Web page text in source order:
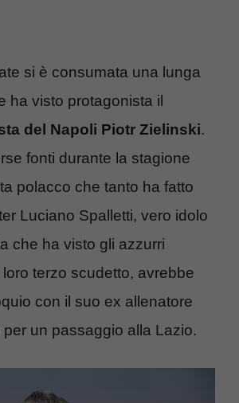
si è consumata una lunga
ha visto protagonista il
del Napoli Piotr Zielinski.
fonti durante la stagione
polacco che tanto ha fatto
Luciano Spalletti, vero idolo
che ha visto gli azzurri
terzo scudetto, avrebbe
con il suo ex allenatore
per un passaggio alla Lazio.